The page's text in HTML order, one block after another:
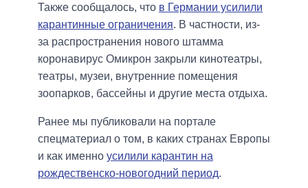
Также сообщалось, что в Германии усилили
карантинные ограничения. В частности, из-
за распространения нового штамма
коронавирус Омикрон закрыли кинотеатры,
театры, музеи, внутренние помещения
зоопарков, бассейны и другие места отдыха.
Ранее мы публиковали на портале
спецматериал о том, в каких странах Европы
и как именно усилили карантин на
рождественско-новогодний период.